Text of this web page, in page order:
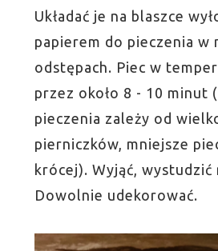
Układać je na blaszce
papierem do pieczenia w
odstępach. Piec w
przez około 8 - 10 minut
pieczenia zależy od
pierniczków, mniejsze
krócej). Wyjąć, wystudzić
Dowolnie udekorować.